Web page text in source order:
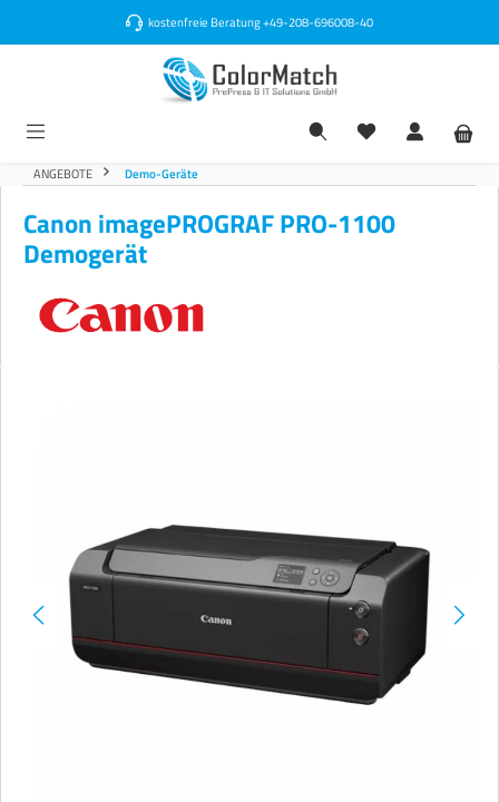
kostenfreie Beratung+49-208-696008-40
ANGEBOTE Demo-Geräte
Canon imagePROGRAF PRO-1100
Demogerät